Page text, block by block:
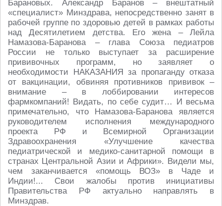
Барановых. Александр Баранов – внештатный
«специалист» Минздрава, непосредственно занят в
рабочей группе по здоровью детей в рамках работы
над Десятилетием детства. Его жена – Лейла
Намазова-Баранова – глава Союза педиатров
России не только выступает за расширение
прививочных программ, но заявляет о
необходимости НАКАЗАНИЯ за пропаганду отказа
от вакцинации, обвиняя противников прививок –
внимание – в лоббировании интересов
фармкомпаний! Видать, по себе судит… И весьма
примечательно, что Намазова-Баранова является
руководителем исполнения международного
проекта РФ и Всемирной Организации
Здравоохранения «Улучшение качества
педиатрической и медико-санитарной помощи в
странах Центральной Азии и Африки». Видели мы,
чем заканчивается «помощь ВОЗ» в Чаде и
Индии!... Свои жалобы против инициативы
Правительства РФ актуально направлять в
Минздрав.